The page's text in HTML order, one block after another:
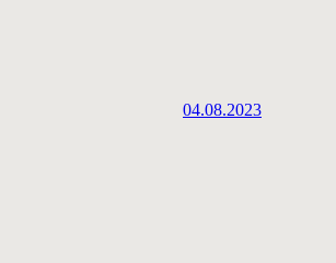
04.08.2023